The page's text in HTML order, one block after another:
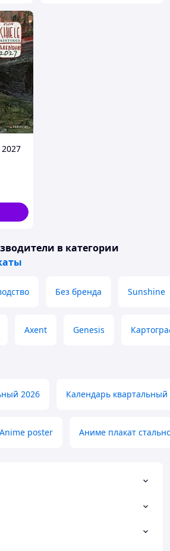
в категории
Без бренда Sunshine
Axent Genesis
2026 Календарь квартальный
Anime poster Аниме плакат